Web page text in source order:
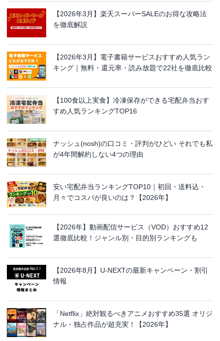
【2026年3月】楽天スーパーSALEのお得な攻略法
を徹底解説
【2026年3月】電子書籍サービスおすすめ人気ラン
キング｜無料・還元率・読み放題で22社を徹底比較
【100食以上実食】冷凍保存ができる宅配弁当おす
すめ人気ランキングTOP16
ナッシュ(nosh)の口コミ・評判がひどい それでも私
が4年間解約しない4つの理由
安い宅配弁当ランキングTOP10｜初回・送料込・
月々でコスパが良いのは？【2026年】
【2026年】動画配信サービス（VOD）おすすめ12
選徹底比較！ジャンル別・目的別ランキングも
【2026年8月】U-NEXTの最新キャンペーン・割引
情報
「Netflix」絶対観るべきアニメおすすめ35選 オリジ
ナル・独占作品が超充実！【2026年】